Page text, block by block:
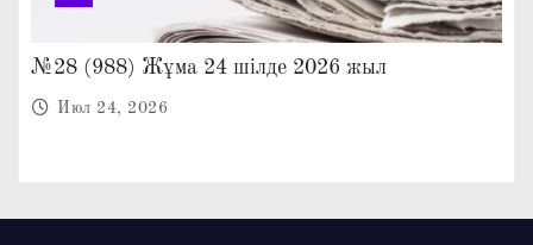
№28 (988) Жұма 24 шілде 2026 жыл
Июл 24, 2026